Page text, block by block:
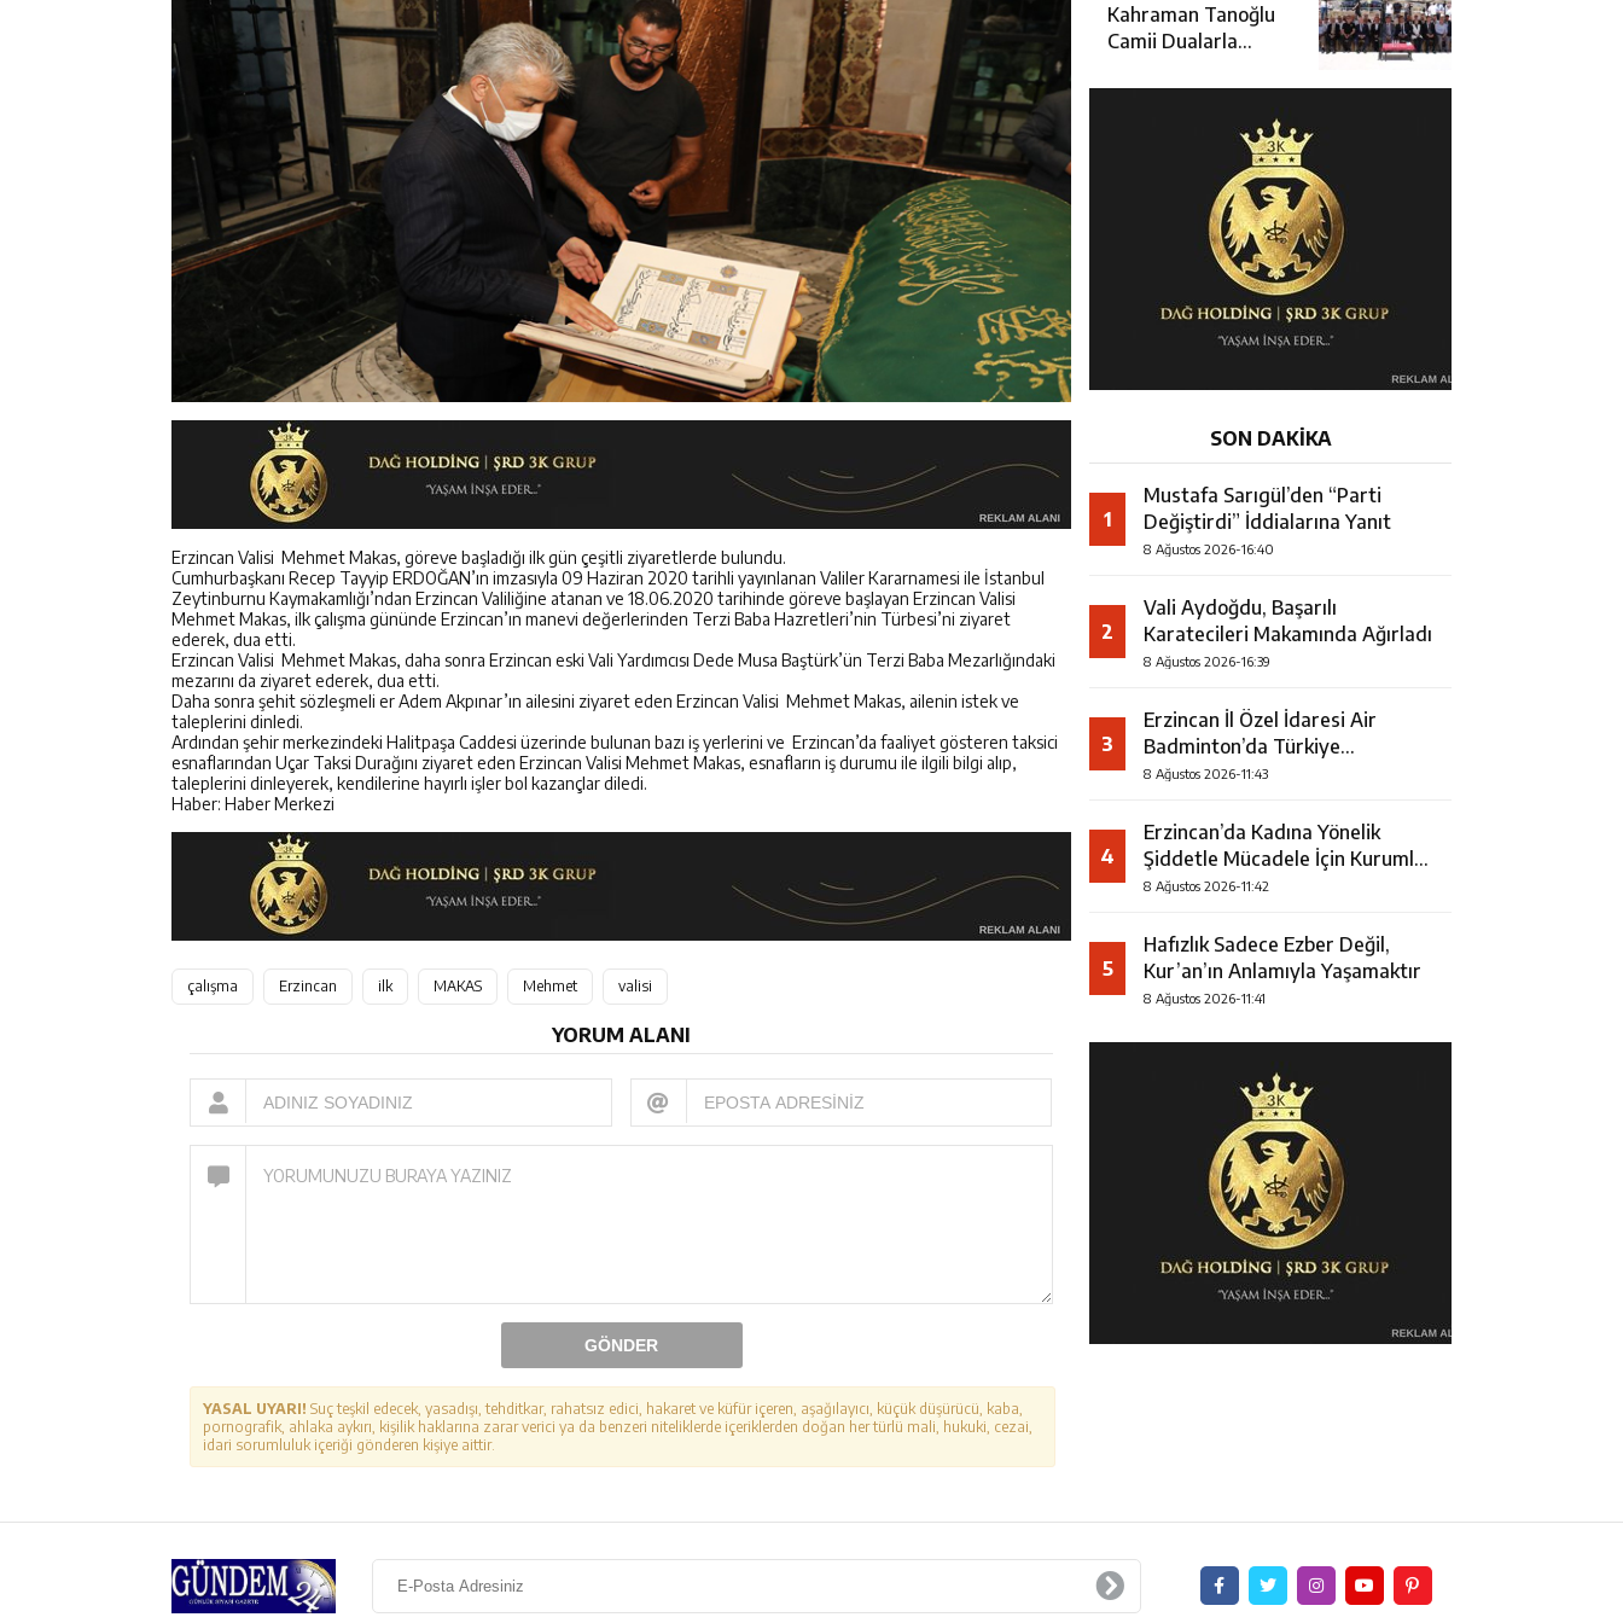
Erzincan Valisi Mehmet Makas, göreve başladığı ilk gün çeşitli ziyaretlerde bulundu.
Cumhurbaşkanı Recep Tayyip ERDOĞAN’ın imzasıyla 09 Haziran 2020 tarihli yayınlanan Valiler Kararnamesi ile İstanbul
Zeytinburnu Kaymakamlığı’ndan Erzincan Valiliğine atanan ve 18.06.2020 tarihinde göreve başlayan Erzincan Valisi
Mehmet Makas, ilk çalışma gününde Erzincan’ın manevi değerlerinden Terzi Baba Hazretleri’nin Türbesi’ni ziyaret
ederek, dua etti.
Erzincan Valisi Mehmet Makas, daha sonra Erzincan eski Vali Yardımcısı Dede Musa Baştürk’ün Terzi Baba Mezarlığındaki
mezarını da ziyaret ederek, dua etti.
Daha sonra şehit sözleşmeli er Adem Akpınar’ın ailesini ziyaret eden Erzincan Valisi Mehmet Makas, ailenin istek ve
taleplerini dinledi.
Ardından şehir merkezindeki Halitpaşa Caddesi üzerinde bulunan bazı iş yerlerini ve Erzincan’da faaliyet gösteren taksici
esnaflarından Uçar Taksi Durağını ziyaret eden Erzincan Valisi Mehmet Makas, esnafların iş durumu ile ilgili bilgi alıp,
taleplerini dinleyerek, kendilerine hayırlı işler bol kazançlar diledi.
Haber: Haber Merkezi
çalışma Erzincan ilk MAKAS Mehmet valisi
YORUM ALANI
GÖNDER
YASAL UYARI! Suç teşkil edecek, yasadışı, tehditkar, rahatsız edici, hakaret ve küfür içeren, aşağılayıcı, küçük düşürücü, kaba,
pornografik, ahlaka aykırı, kişilik haklarına zarar verici ya da benzeri niteliklerde içeriklerden doğan her türlü mali, hukuki, cezai,
idari sorumluluk içeriği gönderen kişiye aittir.
Ziyaret
Kahraman Tanoğlu
Camii Dualarla
SON DAKİKA
1
Mustafa Sarıgül’den “Parti
Değiştirdi” İddialarına Yanıt
8 Ağustos 2026-16:40
2
Vali Aydoğdu, Başarılı
Karatecileri Makamında Ağırladı
8 Ağustos 2026-16:39
3
Erzincan İl Özel İdaresi Air
Badminton’da Türkiye
Şampiyonu Oldu
8 Ağustos 2026-11:43
4
Erzincan’da Kadına Yönelik
Şiddetle Mücadele İçin Kurumlar
Bir Araya Geldi
8 Ağustos 2026-11:42
5
Hafızlık Sadece Ezber Değil,
Kur’an’ın Anlamıyla Yaşamaktır
8 Ağustos 2026-11:41